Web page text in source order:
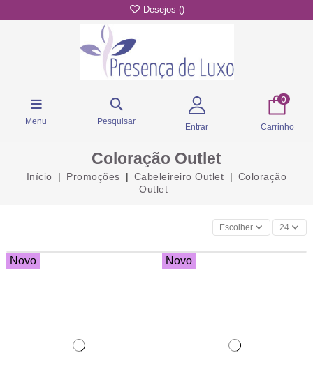
Desejos ()
Menu Pesquisar
Entrar
0
Carrinho
Coloração Outlet
Início Promoções Cabeleireiro Outlet
Coloração
Outlet
Escolher 24
Novo Novo